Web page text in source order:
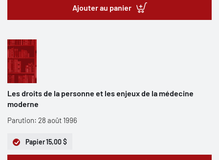
Ajouter au panier
Les droits de la personne et les enjeux de la médecine
moderne
Parution: 28 août 1996
Papier15,00 $